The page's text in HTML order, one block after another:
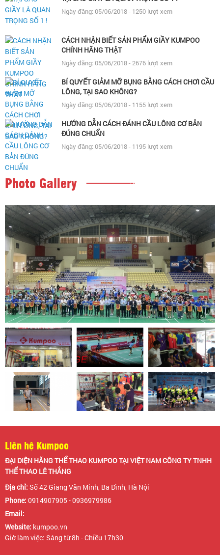
Ngày đăng: 05/06/2018 - 1250 lượt xem
CÁCH NHẬN BIẾT SẢN PHẨM GIẦY KUMPOO
CHÍNH HÃNG THẬT
Ngày đăng: 05/06/2018 - 2676 lượt xem
BÍ QUYẾT GIẢM MỠ BỤNG BẰNG CÁCH CHƠI CẦU
LÔNG, TẠI SAO KHÔNG?
Ngày đăng: 05/06/2018 - 1155 lượt xem
HƯỚNG DẪN CÁCH ĐÁNH CẦU LÔNG CƠ BẢN
ĐÚNG CHUẨN
Ngày đăng: 05/06/2018 - 1195 lượt xem
Photo Gallery
Liên hệ Kumpoo
ĐẠI DIỆN HÃNG THỂ THAO KUMPOO TẠI VIỆT NAM CÔNG TY TNHH
THỂ THAO LÊ THẮNG
Địa chỉ: Số 42 Giang Văn Minh, Ba Đình, Hà Nội
Phone: 0914907905 - 0936979986
Email:
Website: kumpoo.vn
Giờ làm việc: Sáng từ 8h - Chiều 17h30